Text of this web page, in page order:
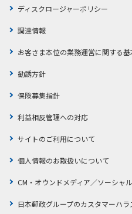
ディスクロージャーポリシー
調達情報
お客さま本位の業務運営に関する
勧誘方針
保険募集指針
利益相反管理への対応
サイトのご利用について
個人情報のお取扱いについて
CM・オウンドメディア／ソーシャ
日本郵政グループのカスタマーハ